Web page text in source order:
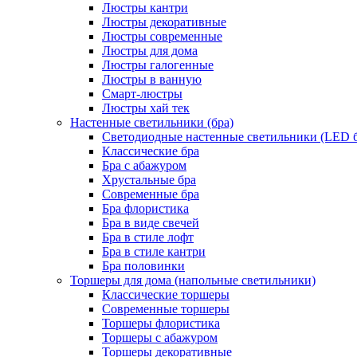
Люстры кантри
Люстры декоративные
Люстры современные
Люстры для дома
Люстры галогенные
Люстры в ванную
Смарт-люстры
Люстры хай тек
Настенные светильники (бра)
Светодиодные настенные светильники (LED
Классические бра
Бра с абажуром
Хрустальные бра
Современные бра
Бра флористика
Бра в виде свечей
Бра в стиле лофт
Бра в стиле кантри
Бра половинки
Торшеры для дома (напольные светильники)
Классические торшеры
Современные торшеры
Торшеры флористика
Торшеры с абажуром
Торшеры декоративные